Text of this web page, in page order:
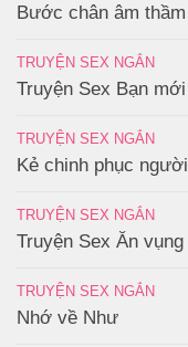
Bước chân âm
TRUYỆN SEX NGẮN
Truyện Sex Bạn mới
TRUYỆN SEX NGẮN
Kẻ chinh phục
TRUYỆN SEX NGẮN
Truyện Sex Ăn
TRUYỆN SEX NGẮN
Nhớ về Như